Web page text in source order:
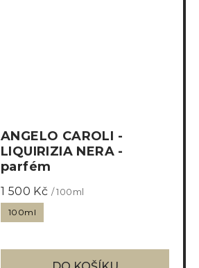
ANGELO CAROLI -
LIQUIRIZIA NERA -
parfém
1 500 Kč / 100ml
100ml